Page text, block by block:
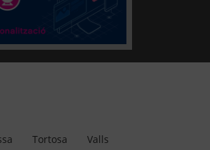
Tortosa Valls